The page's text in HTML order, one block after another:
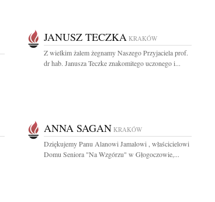
JANUSZ TECZKA KRAKÓW
Z wielkim żalem żegnamy Naszego Przyjaciela prof.
dr hab. Janusza Teczke znakomitego uczonego i...
ANNA SAGAN KRAKÓW
Dziękujemy Panu Alanowi Jamalowi , właścicielowi
Domu Seniora "Na Wzgórzu" w Głogoczowie,...